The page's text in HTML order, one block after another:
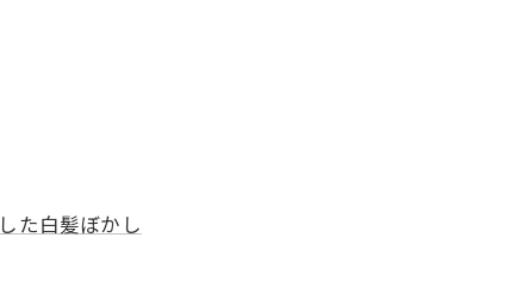
た白髪ぼかし